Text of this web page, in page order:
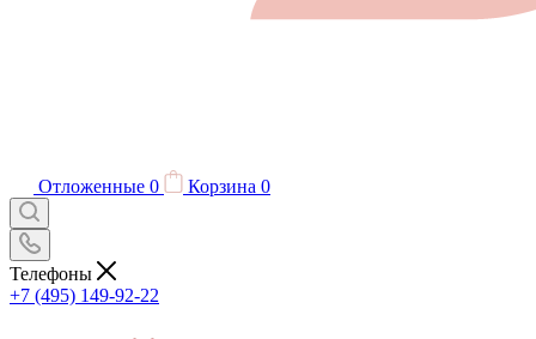
Отложенные 0 Корзина 0
Телефоны
+7 (495) 149-92-22